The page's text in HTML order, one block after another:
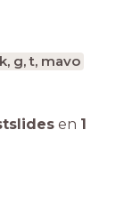
g, t, mavo
en 1